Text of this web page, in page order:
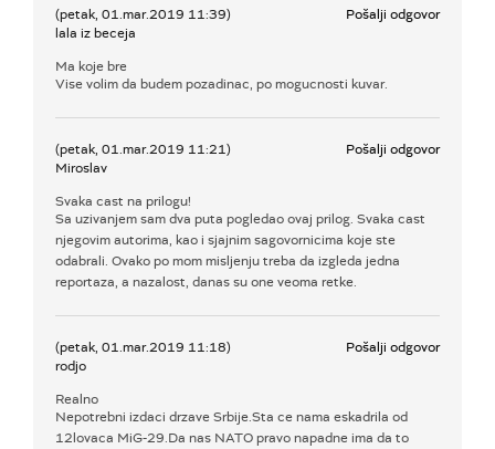
(petak, 01.mar.2019 11:39)
lala iz beceja
Pošalji odgovor
Ma koje bre
Vise volim da budem pozadinac, po mogucnosti kuvar.
(petak, 01.mar.2019 11:21)
Miroslav
Pošalji odgovor
Svaka cast na prilogu!
Sa uzivanjem sam dva puta pogledao ovaj prilog. Svaka cast
njegovim autorima, kao i sjajnim sagovornicima koje ste
odabrali. Ovako po mom misljenju treba da izgleda jedna
reportaza, a nazalost, danas su one veoma retke.
(petak, 01.mar.2019 11:18)
rodjo
Pošalji odgovor
Realno
Nepotrebni izdaci drzave Srbije.Sta ce nama eskadrila od
12lovaca MiG-29.Da nas NATO pravo napadne ima da to